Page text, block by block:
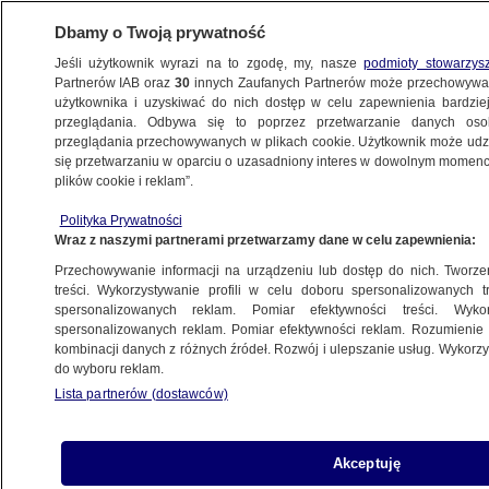
POLSKA
smoleńskie teorie. Rusza zespół
21.10.2016, 16:46
Udostępnij
Dbamy o Twoją prywatność
Jeśli użytkownik wyrazi na to zgodę, my, naszepodmioty
Partnerów IAB oraz30 innych Zaufanych Partnerów może
użytkownika i uzyskiwać do nich dostęp w celu zapewnienia
przeglądania. Odbywa się to poprzez przetwarzanie danych
przeglądania przechowywanych w plikach cookie. Użytkownik może
się przetwarzaniu w oparciu o uzasadniony interes w dowolnym
plików cookie i reklam”.
Polityka Prywatności
Wraz z naszymi partnerami przetwarzamy dane w celu zapewnienia:
Przechowywanie informacji na urządzeniu lub dostęp do nich.
treści. Wykorzystywanie profili w celu doboru spersonalizowanych
spersonalizowanych reklam. Pomiar efektywności treści.
spersonalizowanych reklam. Pomiar efektywności reklam.
kombinacji danych z różnych źródeł. Rozwój i ulepszanie usług.
do wyboru reklam.
Lista partnerów (dostawców)
Akceptuję